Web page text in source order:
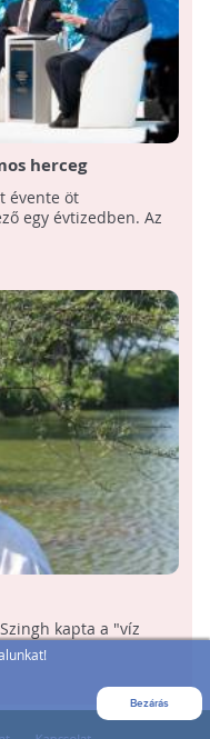
Bezárás
herceg
évente öt
egy évtizedben. Az
kapta a "víz